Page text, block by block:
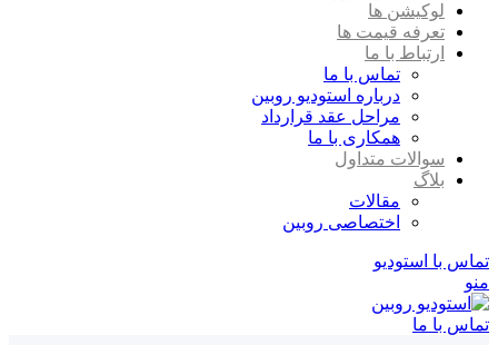
لوکیشن ها
تعرفه قیمت ها
ارتباط با ما
تماس با ما
درباره استودیو روبین
مراحل عقد قرارداد
همکاری با ما
سوالات متداول
بلاگ
مقالات
اختصاصی روبین
تماس با استودیو
منو
تماس با ما